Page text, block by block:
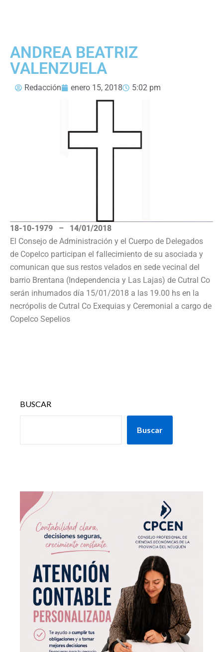
ANDREA BEATRIZ
VALENZUELA
Redacción enero 15, 2018 5:02 pm
18-10-1979 – 14/01/2018
El Consejo de Administración y el Cuerpo de Delegados
de Copelco participan el fallecimiento de su asociada y
comunican que sus restos velados en sede vecinal del
barrio Brentana (Independencia y Las Lajas) de Cutral Co
serán inhumados día 15/01/2018 a las 19.00 hs en la
necrópolis de Cutral Co Exequias y Ceremonial a cargo de
Copelco Sepelios
BUSCAR
Buscar